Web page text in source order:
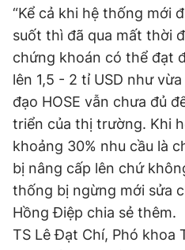
“Kể cả khi hệ thống mới
suốt thì đã qua mất thời
chứng khoán có thể đạt
lên 1,5 - 2 tỉ USD như
đạo HOSE vẫn chưa đủ
triển của thị trường. Khi
khoảng 30% nhu cầu là
bị nâng cấp lên chứ
thống bị ngừng mới sửa
Hồng Điệp chia sẻ thêm.
TS Lê Đạt Chí, Phó khoa